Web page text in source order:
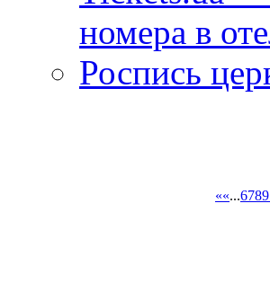
номера в
Роспись
««...6789